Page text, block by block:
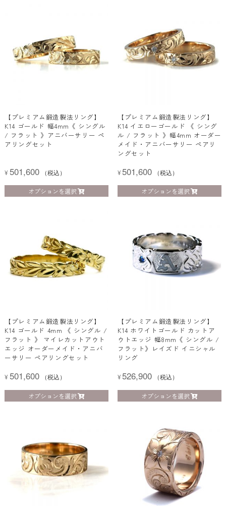
【プレミアム鍛造製法リング】
K14 ゴールド 幅4mm《 シングル
/ フラット 》アニバーサリー ペ
アリングセット
¥ 501,600 （税込）
オプションを選択
【プレミアム鍛造製法リング】
K14 イエローゴールド 《 シング
ル / フラット 》幅4mm オーダー
メイド・アニバーサリー ペアリ
ングセット
¥501,600 （税込）
オプションを選択
【プレミアム鍛造製法リング】
K14 ゴールド 4mm 《 シングル /
フラット 》 マイレカットアウト
エッジ オーダーメイド・アニバ
ーサリー ペアリングセット
¥ 501,600 （税込）
オプションを選択
【プレミアム鍛造製法リング】
K14 ホワイトゴールド カットア
ウトエッジ 幅8mm《 シングル /
フラット》レイズド イニシャル
リング
¥526,900 （税込）
オプションを選択